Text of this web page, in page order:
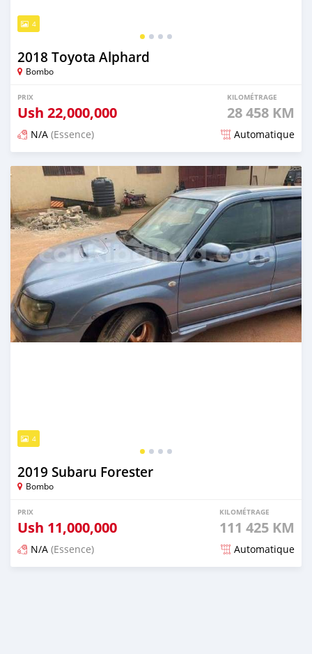
4
2018 Toyota Alphard
Bombo
PRIX
Ush 22,000,000
KILOMÉTRAGE
28 458 KM
N/A (Essence) Automatique
Publié il y a plus d'un an
4
2019 Subaru Forester
Bombo
PRIX
Ush 11,000,000
KILOMÉTRAGE
111 425 KM
N/A (Essence) Automatique